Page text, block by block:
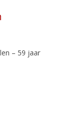
– 59 jaar